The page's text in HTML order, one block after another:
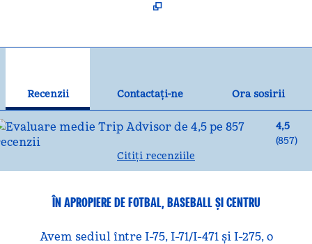
Recenzii Contactaţi-ne
Ora sosirii
4,5
(857)
Citiți recenziile
ÎN APROPIERE DE FOTBAL, BASEBALL ȘI CENTRU
Avem sediul între I-75, I-71/I-471 și I-275, o